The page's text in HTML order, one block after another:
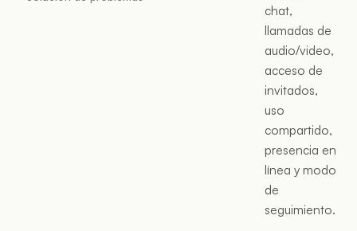
chat,
llamadas de
audio/video,
acceso de
invitados,
uso
compartido,
presencia en
línea y modo
de
seguimiento.